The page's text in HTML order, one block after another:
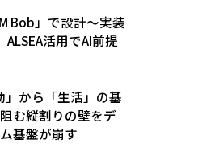
Bob」で設計〜実装
活用でAI前提
」から「生活」の基
む縦割りの壁をデ
基盤が崩す